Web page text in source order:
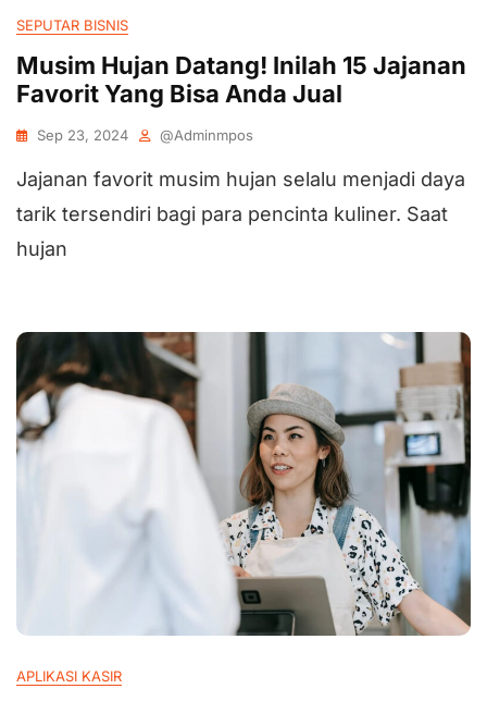
SEPUTAR BISNIS
Musim Hujan Datang! Inilah 15 Jajanan
Favorit Yang Bisa Anda Jual
Sep 23, 2024 @adminmpos
Jajanan favorit musim hujan selalu menjadi daya
tarik tersendiri bagi para pencinta kuliner. Saat
hujan
APLIKASI KASIR